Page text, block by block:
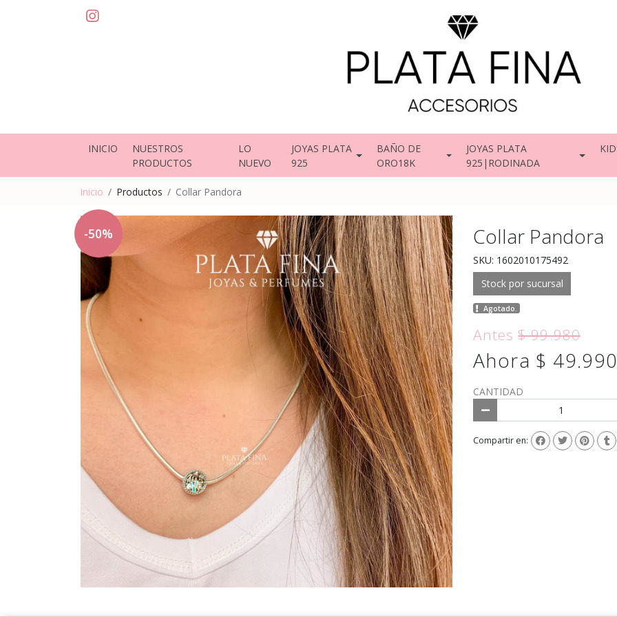
INICIO
NUESTROS
PRODUCTOS
LO
NUEVO
JOYAS PLATA
925
BAÑO DE
ORO18K
JOYAS PLATA
925|RODINADA
Inicio Productos Collar Pandora
-50% Collar Pandora
SKU: 1602010175492
Stock por sucursal
Agotado.
Antes$ 99.980
Ahora $ 49.990
CANTIDAD
Compartir en: